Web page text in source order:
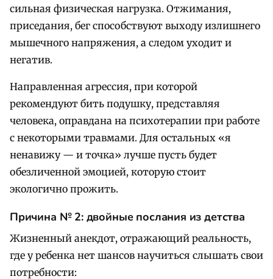
сильная физическая нагрузка. Отжимания,
приседания, бег способствуют выходу излишнего
мышечного напряжения, а следом уходит и
негатив.
Направленная агрессия, при которой
рекомендуют бить подушку, представляя
человека, оправдана на психотерапии при работе
с некоторыми травмами. Для остальных «я
ненавижу — и точка» лучше пусть будет
обезличенной эмоцией, которую стоит
экологично прожить.
Причина №2: двойные послания из детства
Жизненный анекдот, отражающий реальность,
где у ребенка нет шансов научиться слышать свои
потребности: